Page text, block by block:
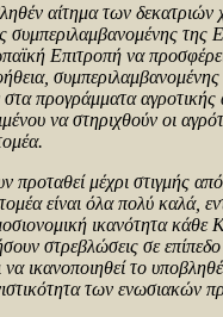
αίτημα των
συμπεριλαμβανομένης της
Επιτροπή να
προγράμματα αγροτικής
να στηριχθούν οι
προταθεί μέχρι στιγμής
είναι όλα πολύ καλά,
ικανότητα
στρεβλώσεις σε
να ικανοποιηθεί το
των ενωσιακών